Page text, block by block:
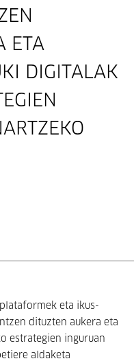
ETA
DIGITALAK
eta ikus-
dituzten aukera eta
estrategien inguruan
aldaketa